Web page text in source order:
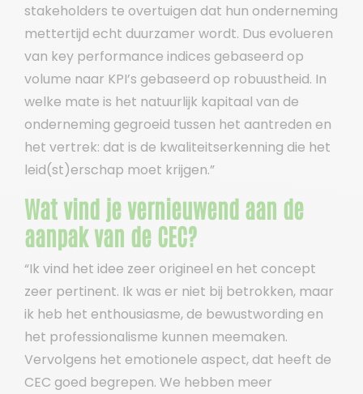
stakeholders te overtuigen dat hun onderneming
mettertijd echt duurzamer wordt. Dus evolueren
van key performance indices gebaseerd op
volume naar KPI’s gebaseerd op robuustheid. In
welke mate is het natuurlijk kapitaal van de
onderneming gegroeid tussen het aantreden en
het vertrek: dat is de kwaliteitserkenning die het
leid(st)erschap moet krijgen.”
Wat vind je vernieuwend aan de
aanpak van de CEC?
“Ik vind het idee zeer origineel en het concept
zeer pertinent. Ik was er niet bij betrokken, maar
ik heb het enthousiasme, de bewustwording en
het professionalisme kunnen meemaken.
Vervolgens het emotionele aspect, dat heeft de
CEC goed begrepen. We hebben meer